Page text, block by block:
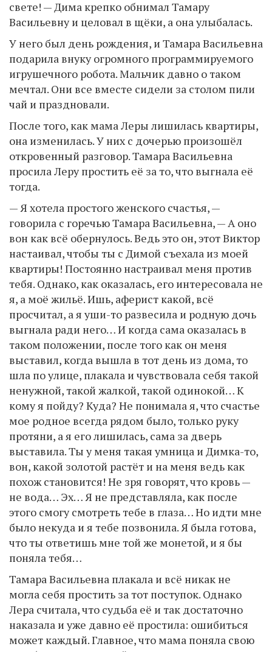
свете! — Дима крепко обнимал Тамару
Васильевну и целовал в щёки, а она улыбалась.
У него был день рождения, и Тамара Васильевна
подарила внуку огромного программируемого
игрушечного робота. Мальчик давно о таком
мечтал. Они все вместе сидели за столом пили
чай и праздновали.
После того, как мама Леры лишилась квартиры,
она изменилась. У них с дочерью произошёл
откровенный разговор. Тамара Васильевна
просила Леру простить её за то, что выгнала её
тогда.
— Я хотела простого женского счастья, —
говорила с горечью Тамара Васильевна, — А оно
вон как всё обернулось. Ведь это он, этот Виктор
настаивал, чтобы ты с Димой съехала из моей
квартиры! Постоянно настраивал меня против
тебя. Однако, как оказалась, его интересовала не
я, а моё жильё. Ишь, аферист какой, всё
просчитал, а я уши-то развесила и родную дочь
выгнала ради него… И когда сама оказалась в
таком положении, после того как он меня
выставил, когда вышла в тот день из дома, то
шла по улице, плакала и чувствовала себя такой
ненужной, такой жалкой, такой одинокой… К
кому я пойду? Куда? Не понимала я, что счастье
мое родное всегда рядом было, только руку
протяни, а я его лишилась, сама за дверь
выставила. Ты у меня такая умница и Димка-то,
вон, какой золотой растёт и на меня ведь как
похож становится! Не зря говорят, что кровь —
не вода… Эх… Я не представляла, как после
этого смогу смотреть тебе в глаза… Но идти мне
было некуда и я тебе позвонила. Я была готова,
что ты ответишь мне той же монетой, и я бы
поняла тебя…
Тамара Васильевна плакала и всё никак не
могла себя простить за тот поступок. Однако
Лера считала, что судьба её и так достаточно
наказала и уже давно её простила: ошибиться
может каждый. Главное, что мама поняла свою